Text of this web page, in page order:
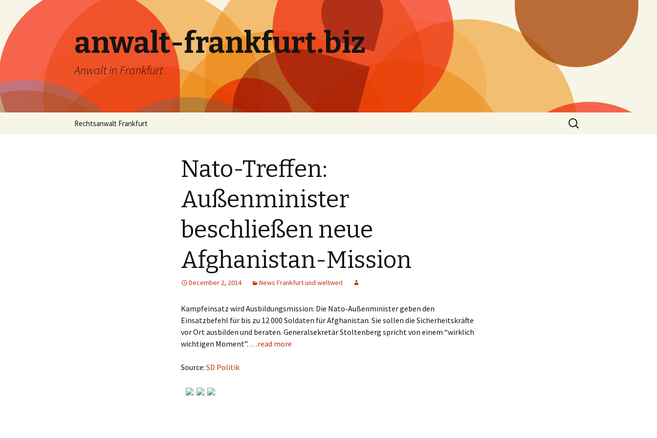
anwalt-frankfurt.biz
Anwalt in Frankfurt
Skip
Rechtsanwalt Frankfurt
Search
for:
Nato-Treffen:
Außenminister
beschließen neue
Afghanistan-Mission
December 2, 2014 News Frankfurt und weltweit
Kampfeinsatz wird Ausbildungsmission: Die Nato-Außenminister geben den
Einsatzbefehl für bis zu 12 000 Soldaten für Afghanistan. Sie sollen die Sicherheitskräfte
vor Ort ausbilden und beraten. Generalsekretär Stoltenberg spricht von einem “wirklich
wichtigen Moment”. …read more
Source: SD Politik